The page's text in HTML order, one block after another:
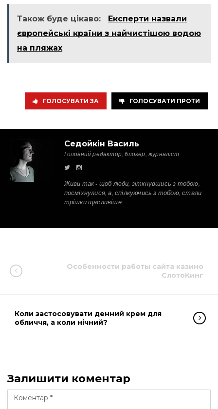
Також буде цікаво:
Експерти назвали
європейські країни з найчистішою водою
на пляжах
ГОЛОСУВАТИ ЗА ГОЛОСУВАТИ ПРОТИ
Седойкін Василь
Головний редактор, блогер, журналіст
Живи так - щоб люди, зіткнувшись з тобою,
посміхнулися, а, спілкуючись з тобою, стали
трішки щасливіше
Особенности работы сайта казино
СлотоКинг
Коли застосовувати денний крем для
обличчя, а коли нічний?
Залишити коментар